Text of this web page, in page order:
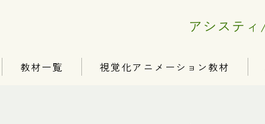
アシステ
教材一覧 視覚化アニメーション教材